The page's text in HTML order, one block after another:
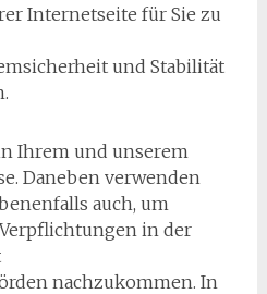
Internetseite für Sie zu
und Stabilität
Ihrem und unserem
Daneben verwenden
auch, um
in der
nachzukommen. In